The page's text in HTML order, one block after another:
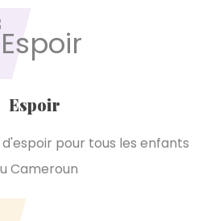
Espoir
pour tous les enfants
Cameroun